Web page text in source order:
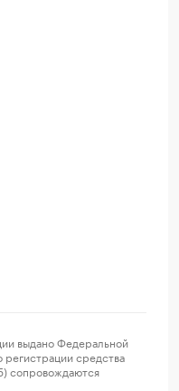
выдано Федеральной
средства
сопровождаются